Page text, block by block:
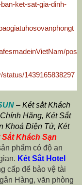
ket-sat-gia-dinh-
pos
1439165838297
– Két sắt Khách
Hãng, Két Sắt
Khoá Điện Tử, Két
Sắt Khách Sạn
phẩm có độ an
Két Sắt Hotel
cấp để bảo vệ tài
Hàng, văn phòng